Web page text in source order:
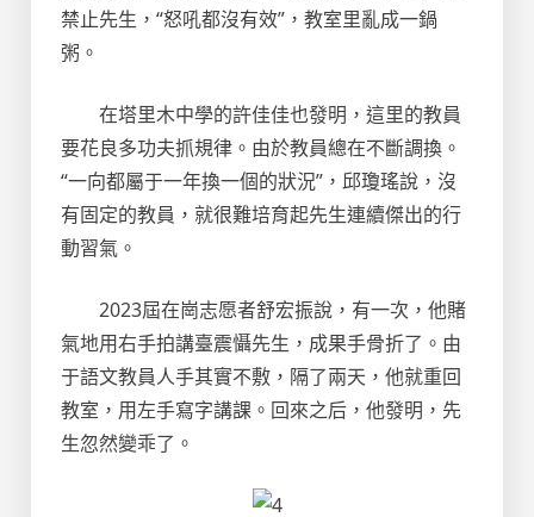
禁止先生，“怒吼都沒有效”，教室里亂成一鍋
粥。
在塔里木中學的許佳佳也發明，這里的教員
要花良多功夫抓規律。由於教員總在不斷調換。
“一向都屬于一年換一個的狀況”，邱瓊瑤說，沒
有固定的教員，就很難培育起先生連續傑出的行
動習氣。
2023屆在崗志愿者舒宏振說，有一次，他賭
氣地用右手拍講臺震懾先生，成果手骨折了。由
于語文教員人手其實不敷，隔了兩天，他就重回
教室，用左手寫字講課。回來之后，他發明，先
生忽然變乖了。